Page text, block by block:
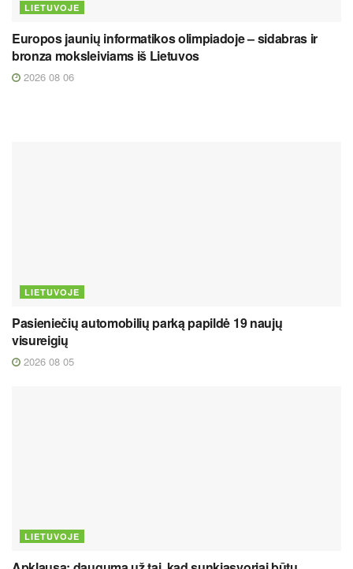
LIETUVOJE
Europos jaunių informatikos olimpiadoje – sidabras ir
bronza moksleiviams iš Lietuvos
2026 08 06
LIETUVOJE
Pasieniečių automobilių parką papildė 19 naujų
visureigių
2026 08 05
LIETUVOJE